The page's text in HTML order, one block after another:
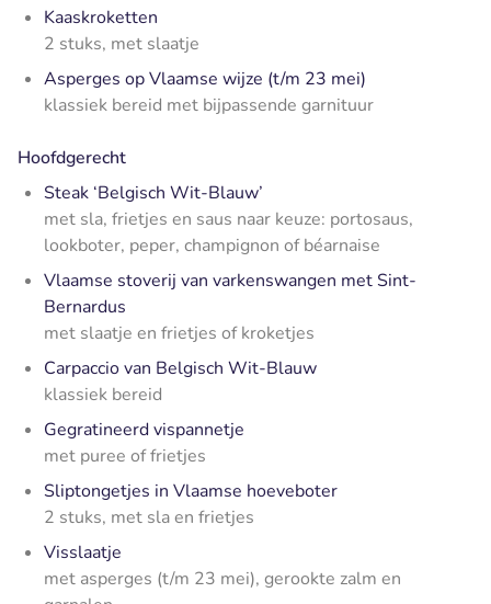
Kaaskroketten
2 stuks, met slaatje
Asperges op Vlaamse wijze (t/m 23 mei)
klassiek bereid met bijpassende garnituur
Hoofdgerecht
Steak ‘Belgisch Wit-Blauw’
met sla, frietjes en saus naar keuze: portosaus,
lookboter, peper, champignon of béarnaise
Vlaamse stoverij van varkenswangen met Sint-
Bernardus
met slaatje en frietjes of kroketjes
Carpaccio van Belgisch Wit-Blauw
klassiek bereid
Gegratineerd vispannetje
met puree of frietjes
Sliptongetjes in Vlaamse hoeveboter
2 stuks, met sla en frietjes
Visslaatje
met asperges (t/m 23 mei), gerookte zalm en